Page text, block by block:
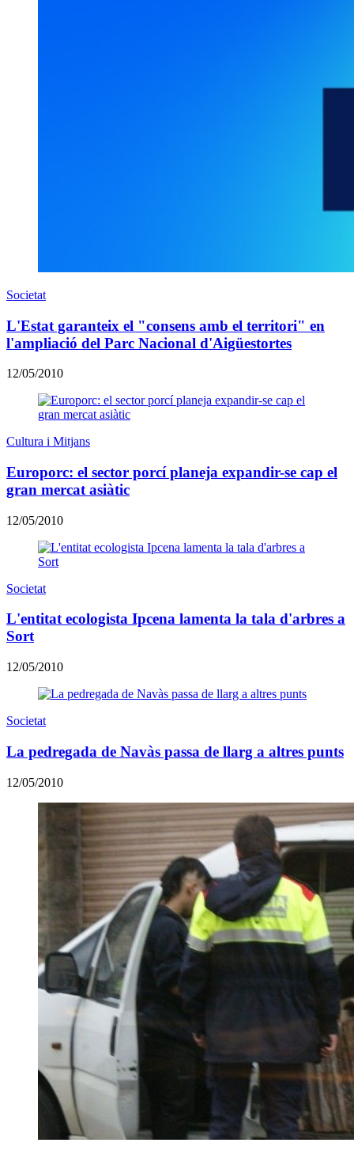
Societat
L'Estat garanteix el "consens amb el territori" en
l'ampliació del Parc Nacional d'Aigüestortes
12/05/2010
Cultura i Mitjans
Europorc: el sector porcí planeja expandir-se cap el
gran mercat asiàtic
12/05/2010
Societat
L'entitat ecologista Ipcena lamenta la tala d'arbres a
Sort
12/05/2010
Societat
La pedregada de Navàs passa de llarg a altres punts
12/05/2010